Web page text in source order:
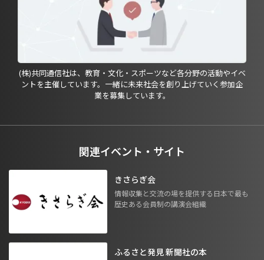
(株)共同通信社は、教育・文化・スポーツなど各分野の活動やイベ
ントを主催しています。一緒に未来社会を創り上げていく参加企
業を募集しています。
関連イベント・サイト
きさらぎ会
情報収集と交流の場を提供する日本で最も
歴史ある会員制の講演会組織
ふるさと発見 新聞社の本